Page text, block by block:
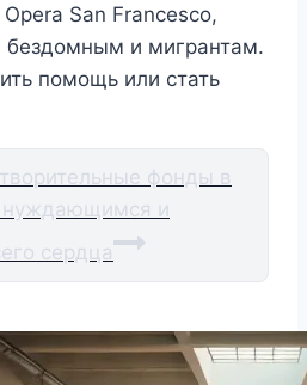
San Francesco,
и мигрантам.
помощь или стать
фонды в
и
сердца